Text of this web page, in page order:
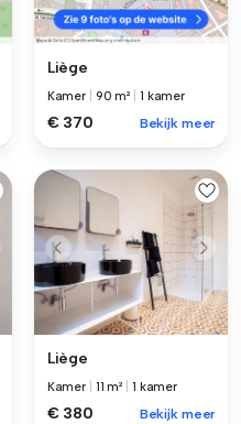
Liège
Kamer 90 m² 1 kamer
€ 370 Bekijk meer
Liège
Kamer 11 m² 1 kamer
€ 380 Bekijk meer